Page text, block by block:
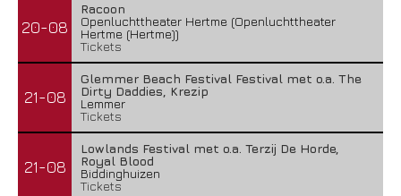
20-08
Racoon
Openluchttheater Hertme (Openluchttheater
Hertme (Hertme))
Tickets
21-08
Glemmer Beach Festival Festival met o.a. The
Dirty Daddies, Krezip
Lemmer
Tickets
21-08
Lowlands Festival met o.a. Terzij De Horde,
Royal Blood
Biddinghuizen
Tickets